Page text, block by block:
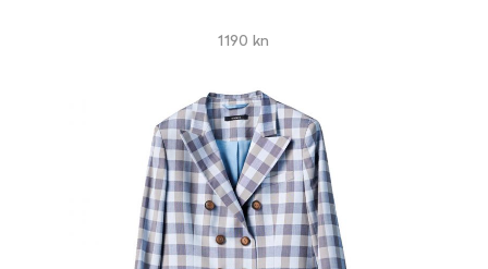
1190 kn